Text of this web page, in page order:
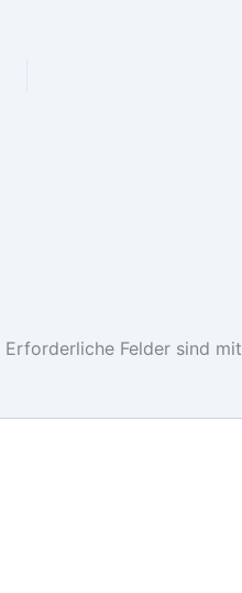
Erforderliche Felder sind mit